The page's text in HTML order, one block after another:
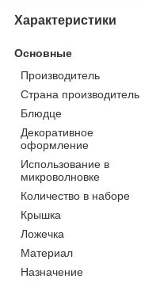
Характеристики
Основные
Производитель
Страна производитель
Блюдце
Декоративное
оформление
Использование в
микроволновке
Количество в наборе
Крышка
Ложечка
Материал
Назначение